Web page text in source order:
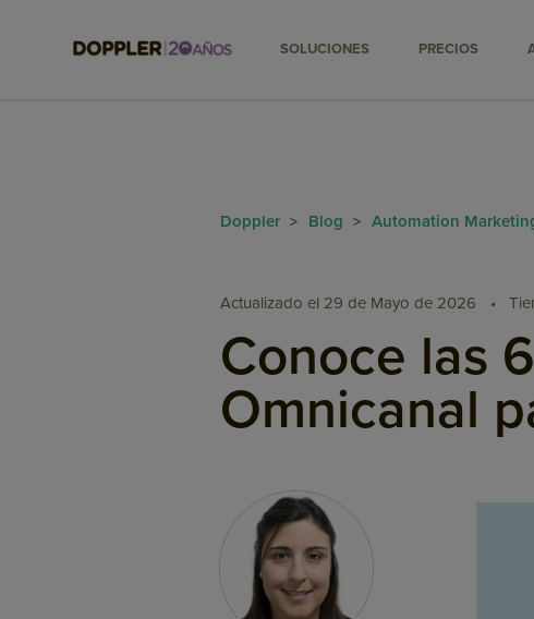
SOLUCIONES PRECIOS
Doppler > Blog > Automation
Actualizado el 29 de Mayo de 2026 •
Conoce las
Omnicanal